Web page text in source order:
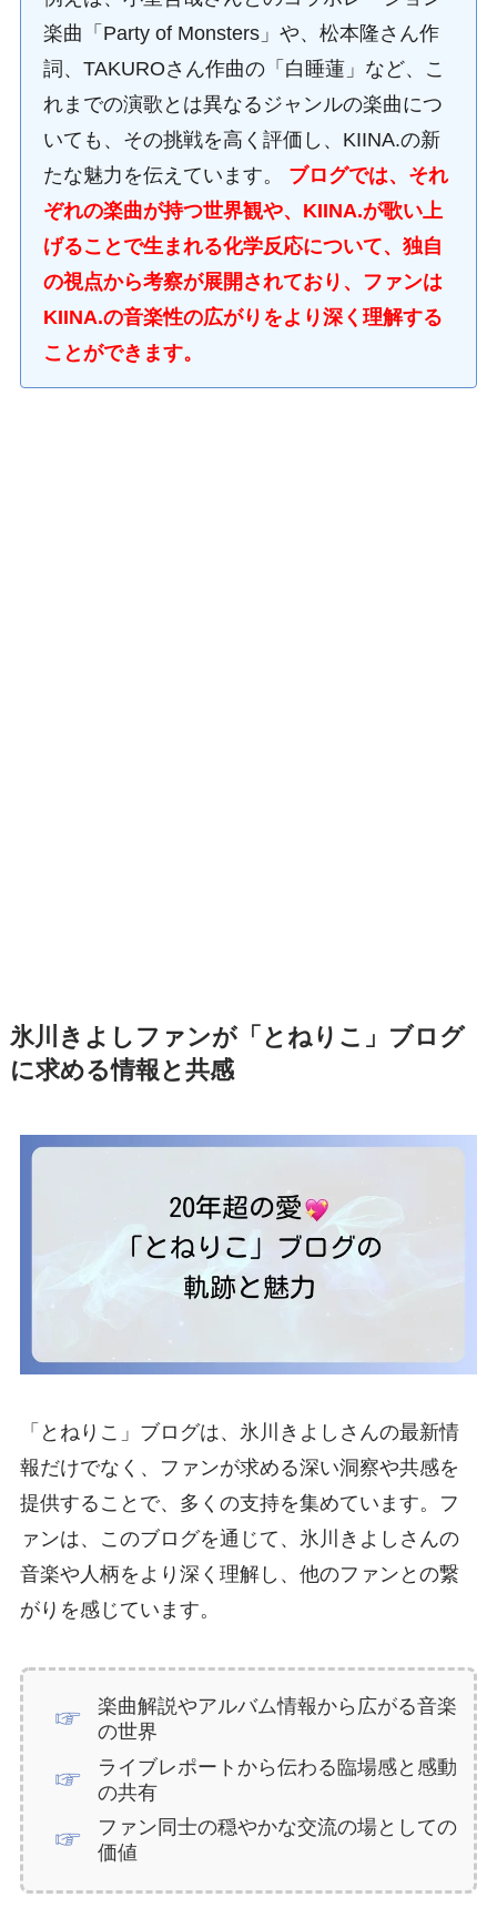
楽曲「Party of Monsters」や、松本隆さん作
詞、TAKUROさん作曲の「白睡蓮」など、こ
れまでの演歌とは異なるジャンルの楽曲につ
いても、その挑戦を高く評価し、KIINA.の新
たな魅力を伝えています。 ブログでは、それ
ぞれの楽曲が持つ世界観や、KIINA.が歌い上
げることで生まれる化学反応について、独自
の視点から考察が展開されており、ファンは
KIINA.の音楽性の広がりをより深く理解する
ことができます。
氷川きよしファンが「とねりこ」ブログ
に求める情報と共感
「とねりこ」ブログは、氷川きよしさんの最新情
報だけでなく、ファンが求める深い洞察や共感を
提供することで、多くの支持を集めています。フ
ァンは、このブログを通じて、氷川きよしさんの
音楽や人柄をより深く理解し、他のファンとの繋
がりを感じています。
楽曲解説やアルバム情報から広がる音楽
の世界
ライブレポートから伝わる臨場感と感動
の共有
ファン同士の穏やかな交流の場としての
価値